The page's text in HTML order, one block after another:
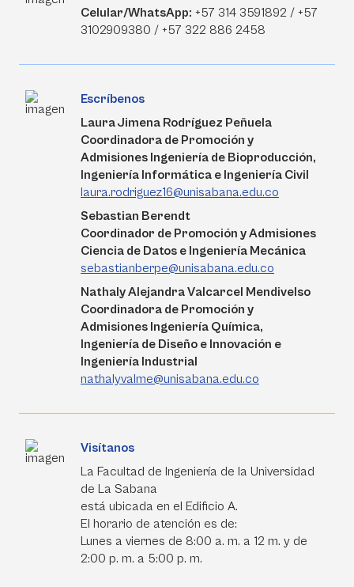
Celular/WhatsApp: +57 314 3591892 / +57
3102909380 / +57 322 886 2458
Escríbenos
Laura Jimena Rodríguez Peñuela
Coordinadora de Promoción y
Admisiones Ingeniería de Bioproducción,
Ingeniería Informática e Ingeniería Civil
laura.rodriguez16@unisabana.edu.co
Sebastian Berendt
Coordinador de Promoción y Admisiones
Ciencia de Datos e Ingeniería Mecánica
sebastianberpe@unisabana.edu.co
Nathaly Alejandra Valcarcel Mendivelso
Coordinadora de Promoción y
Admisiones Ingeniería Química,
Ingeniería de Diseño e Innovación e
Ingeniería Industrial
nathalyvalme@unisabana.edu.co
Visítanos
La Facultad de Ingeniería de la Universidad
de La Sabana
está ubicada en el Edificio A.
El horario de atención es de:
Lunes a viernes de 8:00 a. m. a 12 m. y de
2:00 p. m. a 5:00 p. m.